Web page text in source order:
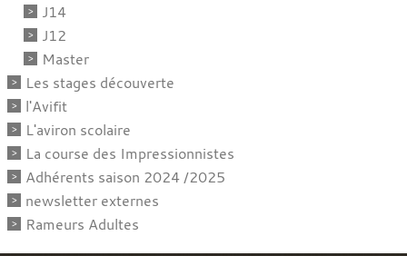
J14
J12
Master
Les stages découverte
l'Avifit
L'aviron scolaire
La course des Impressionnistes
Adhérents saison 2024 /2025
newsletter externes
Rameurs Adultes